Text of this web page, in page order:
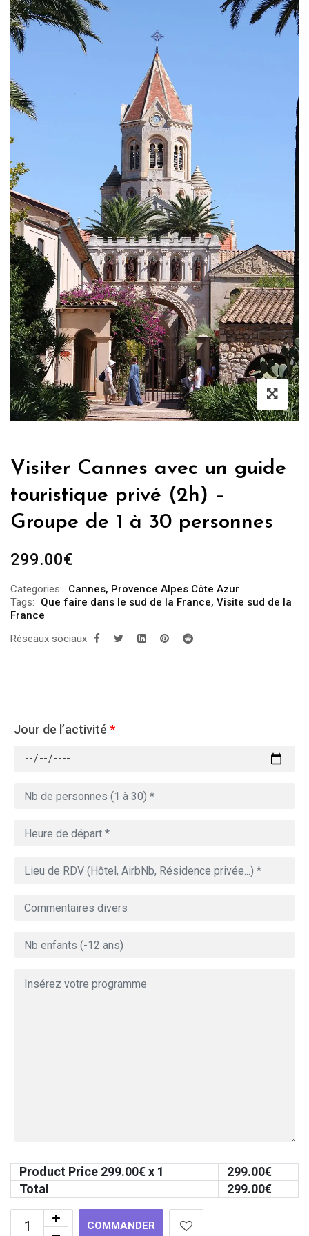
Visiter Cannes avec un guide
touristique privé (2h) –
Groupe de 1 à 30 personnes
299.00€
Categories: Cannes, Provence Alpes Côte Azur
Tags:
Que faire dans le sud de la France, Visite sud de la
France
Réseaux sociaux
Jour de l’activité *
Product Price 299.00€ x 1 299.00€
Total
299.00€
COMMANDER